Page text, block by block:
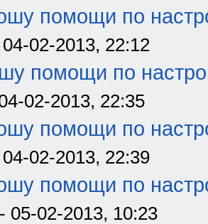
помощи по
02-2013, 22:12
помощи по
02-2013, 22:35
помощи по
02-2013, 22:39
помощи по
- 05-02-2013, 10:23